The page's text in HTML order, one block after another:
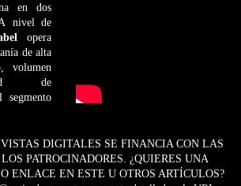
en dos
nivel de
opera
de alta
volumen
de
segmento
DIGITALES SE FINANCIA CON LAS
PATROCINADORES. ¿QUIERES UNA
ENLACE EN ESTE U OTROS ARTÍCULOS?